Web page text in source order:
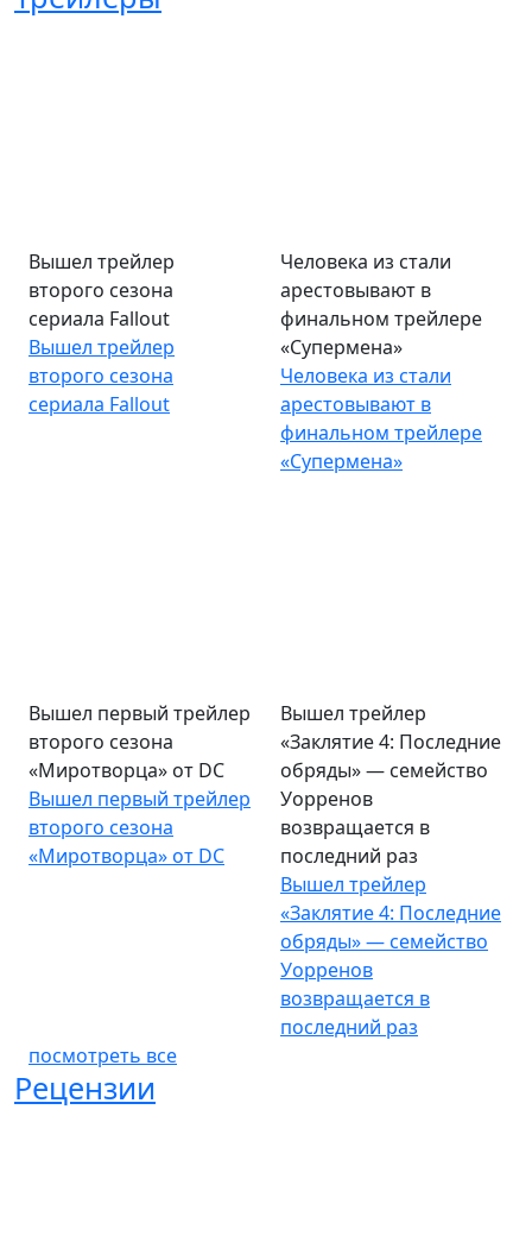
Вышел трейлер
второго сезона
сериала Fallout
Вышел трейлер
второго сезона
сериала Fallout
Человека из стали
арестовывают в
финальном трейлере
«Супермена»
Человека из стали
арестовывают в
финальном трейлере
«Супермена»
Вышел первый трейлер
второго сезона
«Миротворца» от DC
Вышел первый трейлер
второго сезона
«Миротворца» от DC
Вышел трейлер
«Заклятие 4: Последние
обряды» — семейство
Уорренов
возвращается в
последний раз
Вышел трейлер
«Заклятие 4: Последние
обряды» — семейство
Уорренов
возвращается в
последний раз
посмотреть все
Рецензии